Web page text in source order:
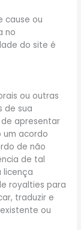
cause ou
no
do site é
ou outras
de sua
apresentar
um acordo
de não
de tal
licença
royalties para
traduzir e
ou